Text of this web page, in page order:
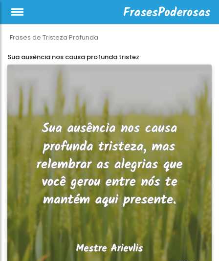
Frases de Tristeza Profunda
Sua ausência nos causa profunda tristez